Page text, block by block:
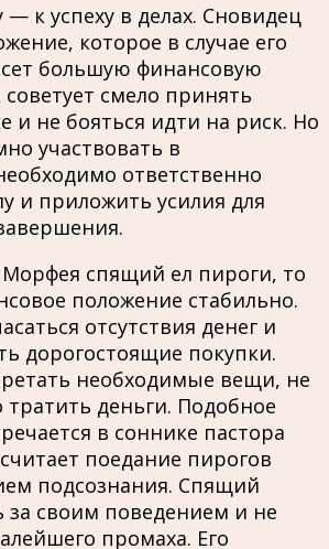
— к успеху в делах. Сновидец
которое в случае его
большую финансовую
смело принять
и не бояться идти на риск. Но
участвовать в
ответственно
и приложить усилия для
Морфея спящий ел пироги, то
положение стабильно.
отсутствия денег и
дорогостоящие покупки.
необходимые вещи, не
тратить деньги. Подобное
в соннике пастора
поедание пирогов
подсознания. Спящий
за своим поведением и не
промаха. Его